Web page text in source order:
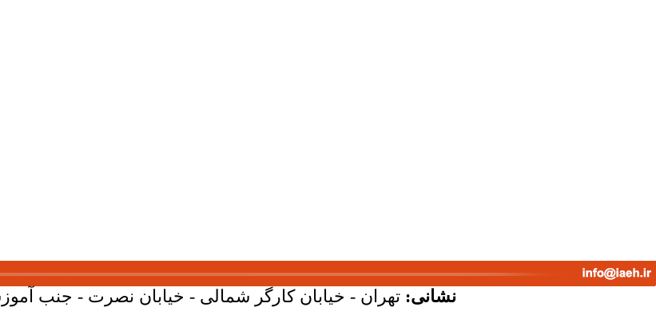
نشانی: تهران - خیابان کارگر شمالی - خیابان نصرت - جنب آموزشگاه